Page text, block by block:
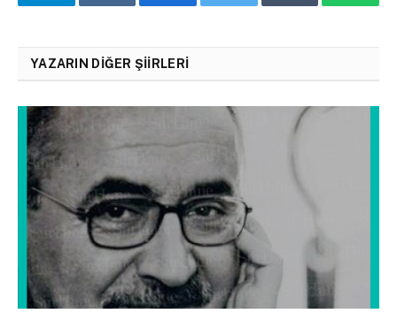
YAZARIN DIĞER ŞIIRLERI